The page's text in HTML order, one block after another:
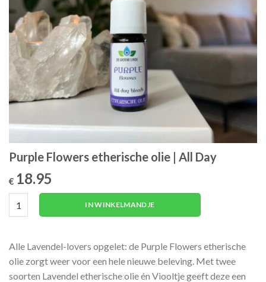
Purple Flowers etherische olie | All Day
€ 18.95
IN WINKELMANDJE
Alle Lavendel-lovers opgelet: de Purple Flowers etherische
olie zorgt weer voor een hele nieuwe beleving. Met twee
soorten Lavendel etherische olie én Viooltje geeft deze een